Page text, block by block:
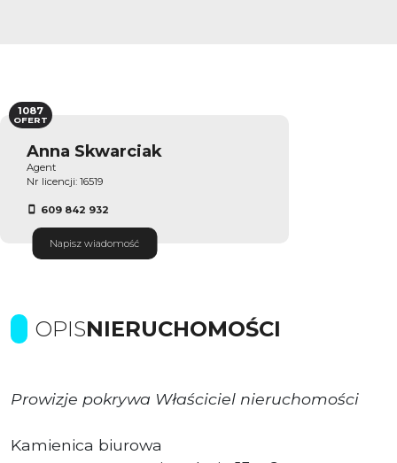
Anna Skwarciak
Agent
Nr licencji: 16519
609 842 932
Napisz wiadomość
1087
OFERT
OPISNIERUCHOMOŚCI
Prowizje pokrywa Właściciel nieruchomości
Kamienica biurowa